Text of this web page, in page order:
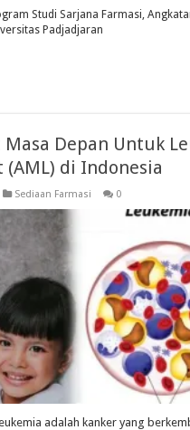
Studi Sarjana Farmasi,
Padjadjaran
Masa Depan Untuk
di Indonesia
Sediaan Farmasi 0
adalah kanker yang